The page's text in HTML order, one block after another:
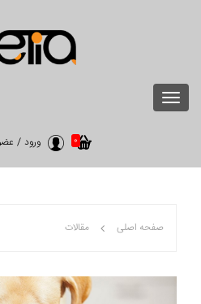
Toggle
navigation
0 ورود /
صفحه اصلی مقالات